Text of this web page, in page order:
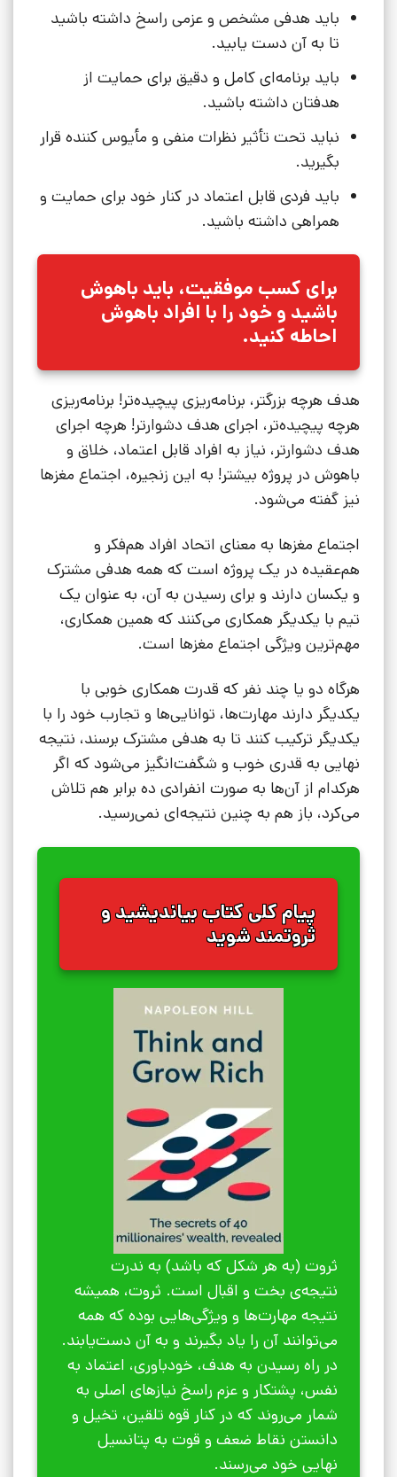
باید هدفی مشخص و عزمی راسخ داشته باشید
تا به آن دست یابید.
باید برنامه‌ای کامل و دقیق برای حمایت از
هدفتان داشته باشید.
نباید تحت تأثیر نظرات منفی و مأیوس کننده قرار
بگیرید.
باید فردی قابل اعتماد در کنار خود برای حمایت و
همراهی داشته باشید.
برای کسب موفقیت، باید باهوش
باشید و خود را با افراد باهوش
احاطه کنید.
هدف هرچه بزرگتر، برنامه‌ریزی پیچیده‌تر! برنامه‌ریزی
هرچه پیچیده‌تر، اجرای هدف دشوارتر! هرچه اجرای
هدف دشوارتر، نیاز به افراد قابل اعتماد، خلاق و
باهوش در پروژه بیشتر! به این زنجیره، اجتماع مغزها
نیز گفته می‌شود.
اجتماع مغزها به معنای اتحاد افراد هم‌فکر و
هم‌عقیده در یک پروژه است که همه هدفی مشترک
و یکسان دارند و برای رسیدن به آن، به عنوان یک
تیم با یکدیگر همکاری می‌کنند که همین همکاری،
مهم‌ترین ویژگی اجتماع مغزها است.
هرگاه دو یا چند نفر که قدرت همکاری خوبی با
یکدیگر دارند مهارت‌ها، توانایی‌ها و تجارب خود را با
یکدیگر ترکیب کنند تا به هدفی مشترک برسند، نتیجه
نهایی به قدری خوب و شگفت‌انگیز می‌شود که اگر
هرکدام از آن‌ها به صورت انفرادی ده برابر هم تلاش
می‌کرد، باز هم به چنین نتیجه‌ای نمی‌رسید.
پیام کلی کتاب بیاندیشید و
ثروتمند شوید
ثروت (به هر شکل که باشد) به ندرت
نتیجه‌ی بخت و اقبال است. ثروت، همیشه
نتیجه مهارت‌ها و ویژگی‌هایی بوده که همه
می‌توانند آن را یاد بگیرند و به آن دست‌یابند.
در راه رسیدن به هدف، خودباوری، اعتماد به
نفس، پشتکار و عزم راسخ نیازهای اصلی به
شمار می‌روند که در کنار قوه تلقین، تخیل و
دانستن نقاط ضعف و قوت به پتانسیل
نهایی خود می‌رسند.